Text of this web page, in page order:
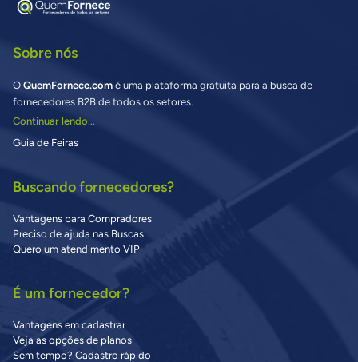
Sobre nós
O QuemFornece.com é uma plataforma gratuita para a busca de
fornecedores B2B de todos os setores.
Continuar lendo...
Guia de Feiras
Buscando fornecedores?
Vantagens para Compradores
Preciso de ajuda nas Buscas
Quero um atendimento VIP
É um fornecedor?
Vantagens em cadastrar
Veja as opções de planos
Sem tempo? Cadastro rápido